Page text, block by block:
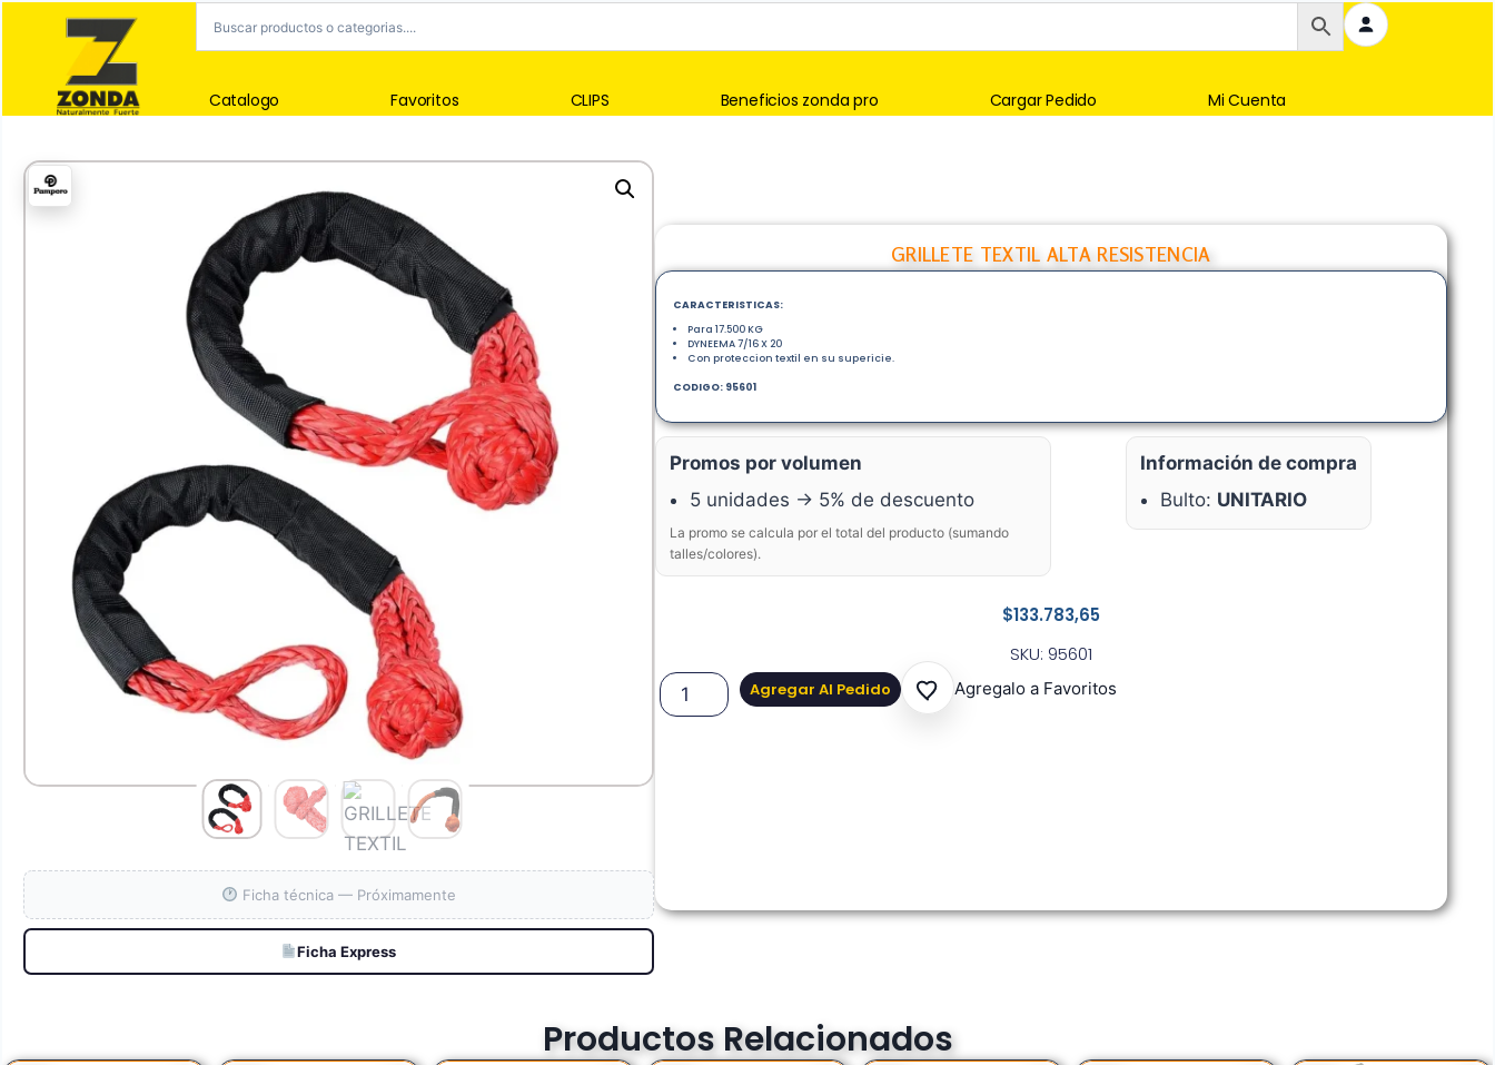
Catalogo Favoritos CLIPS Beneficios zonda pro Cargar Pedido Mi Cuenta
GRILLETE TEXTIL ALTA RESISTENCIA
$133.783,65
CARACTERISTICAS:
Para 17.500 KG
DYNEEMA 7/16 X 20
Con proteccion textil en su supericie.
CODIGO: 95601
SKU: 95601
Agregar Al Pedido Agregalo a Favoritos
Promos por volumen
5 unidades → 5% de descuento
La promo se calcula por el total del producto (sumando
talles/colores).
Información de compra
Bulto: UNITARIO
Ficha técnica — Próximamente
Ficha Express
Productos Relacionados